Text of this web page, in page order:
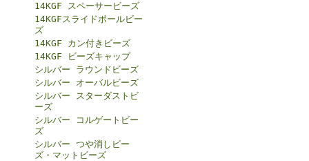
14KGF スペーサービーズ
14KGFスライドボールビー
ズ
14KGF カン付きビーズ
14KGF ビーズキャップ
シルバー ラウンドビーズ
シルバー オーバルビーズ
シルバー スターダストビ
ーズ
シルバー コルゲートビー
ズ
シルバー つや消しビー
ズ・マットビーズ